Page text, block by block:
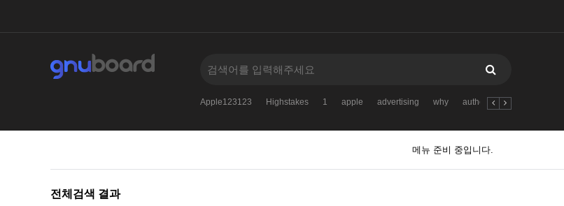
Apple123123 Highstakes 1 apple advertising why authors Apple123123
메뉴 준비 중입니다.
전체검색 결과